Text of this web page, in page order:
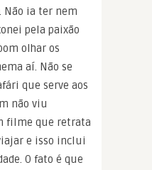
Não ia ter nem
pela paixão
olhar os
aí. Não se
que serve aos
não viu
filme que retrata
e isso inclui
O fato é que